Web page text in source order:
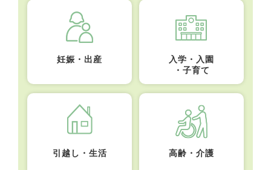
妊娠・出産
入学・入園
・子育て
引越し・生活 高齢・介護